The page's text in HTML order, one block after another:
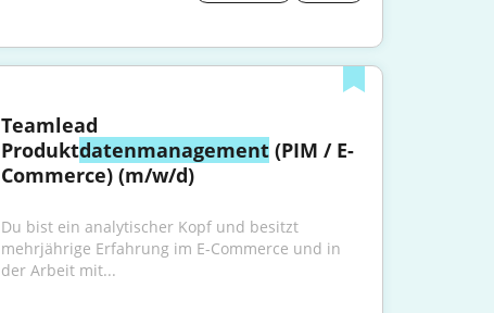
Teamlead
Produktdatenmanagement (PIM / E-
Commerce) (m/w/d)
Du bist ein analytischer Kopf und besitzt
mehrjährige Erfahrung im E-Commerce und in
der Arbeit mit...